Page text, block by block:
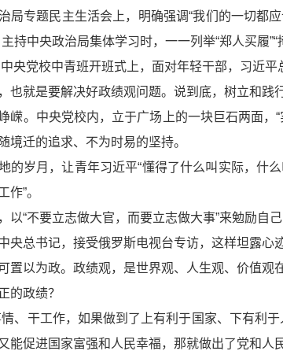
局专题民主生活会上，明确强调“我们的一切都
持中央政治局集体学习时，一一列举“郑人买履
央党校中青班开班式上，面对年轻干部，习近
也就是要解决好政绩观问题。说到底，树立和践
嵘。中央党校内，立于广场上的一块巨石两面，
境迁的追求、不为时易的坚持。
的岁月，让青年习近平“懂得了什么叫实际，什
作”。
以“不要立志做大官，而要立志做大事”来勉励自
央总书记，接受俄罗斯电视台专访，这样坦露心
置以为政。政绩观，是世界观、人生观、价值观
的政绩？
情、干工作，如果做到了上有利于国家、下有利
能促进国家富强和人民幸福，那就做出了党和人